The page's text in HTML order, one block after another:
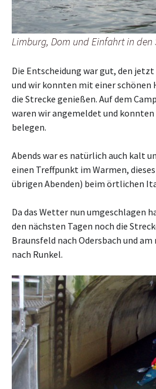
Limburg, Dom und Einfahrt in den
Die Entscheidung war gut, den jetzt
und wir konnten mit einer schönen
die Strecke genießen. Auf dem
waren wir angemeldet und
belegen.
Abends war es natürlich auch kalt
einen Treffpunkt im Warmen,
übrigen Abenden) beim örtlichen
Da das Wetter nun umgeschlagen
den nächsten Tagen noch die
Braunsfeld nach Odersbach und
nach Runkel.